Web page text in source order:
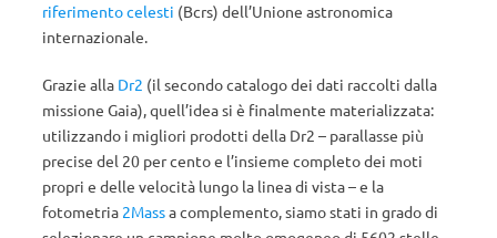
riferimento celesti (Bcrs) dell’Unione astronomica
internazionale.
Grazie alla Dr2 (il secondo catalogo dei dati raccolti dalla
missione Gaia), quell’idea si è finalmente materializzata:
utilizzando i migliori prodotti della Dr2 – parallasse più
precise del 20 per cento e l’insieme completo dei moti
propri e delle velocità lungo la linea di vista – e la
fotometria 2Massa complemento, siamo stati in grado di